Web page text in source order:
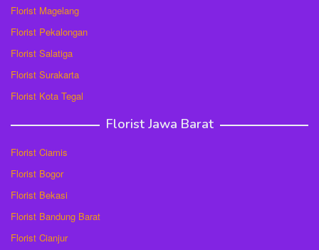
Florist Magelang
Florist Pekalongan
Florist Salatiga
Florist Surakarta
Florist Kota Tegal
Florist Jawa Barat
Florist Ciamis
Florist Bogor
Florist Bekasi
Florist Bandung Barat
Florist Cianjur